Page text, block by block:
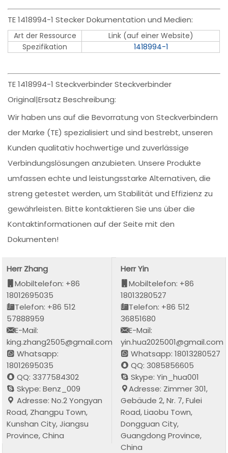
TE 1418994-1 Stecker Dokumentation und Medien:
Art der Ressource
Link (auf einer Website)
Spezifikation
1418994-1
TE 1418994-1 Steckverbinder Steckverbinder
Original|Ersatz Beschreibung:
Wir haben uns auf die Bevorratung von Steckverbindern
der Marke (TE) spezialisiert und sind bestrebt, unseren
Kunden qualitativ hochwertige und zuverlässige
Verbindungslösungen anzubieten. Unsere Produkte
umfassen echte und leistungsstarke Alternativen, die
streng getestet werden, um Stabilität und Effizienz zu
gewährleisten. Bitte kontaktieren Sie uns über die
Kontaktinformationen auf der Seite mit den
Dokumenten!
Herr Zhang
Mobiltelefon: +86
18012695035
Telefon: +86 512
57888959
E-Mail:
king.zhang2505@gmail.com
Whatsapp:
18012695035
QQ: 3377584302
Skype: Benz_009
Adresse: No.2 Yongyan
Road, Zhangpu Town,
Kunshan City, Jiangsu
Province, China
Herr Yin
Mobiltelefon: +86
18013280527
Telefon: +86 512
36851680
E-Mail:
yin.hua2025001@gmail.com
Whatsapp: 18013280527
QQ: 3085856605
Skype: Yin_hua001
Adresse: Zimmer 301,
Gebäude 2, Nr. 7, Fulei
Road, Liaobu Town,
Dongguan City,
Guangdong Province,
China